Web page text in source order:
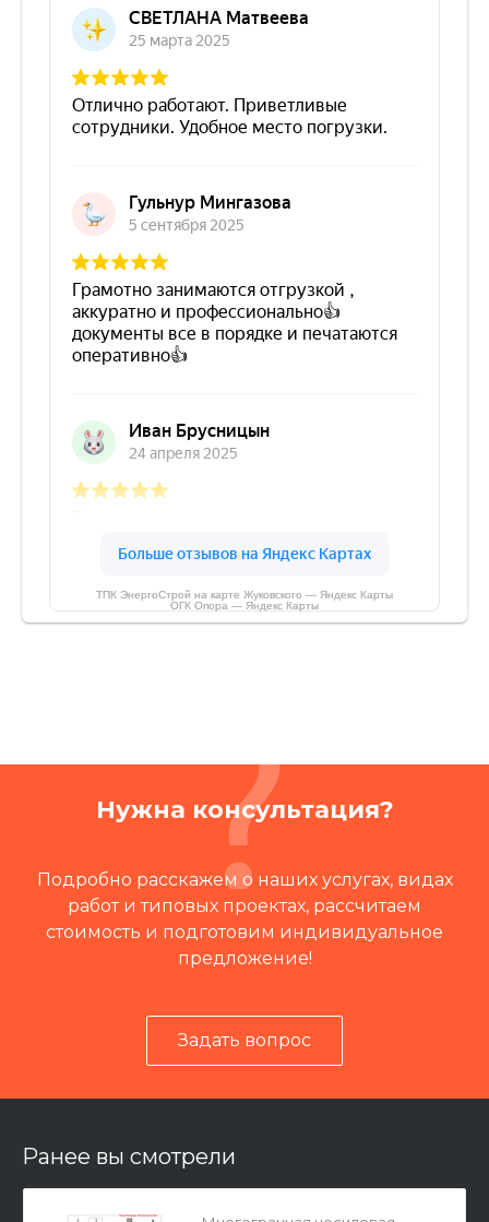
ТПК ЭнергоСтрой на карте Жуковского — Яндекс Карты
ОГК Опора — Яндекс Карты
Нужна консультация?
Подробно расскажем о наших услугах, видах
работ и типовых проектах, рассчитаем
стоимость и подготовим индивидуальное
предложение!
Задать вопрос
Ранее вы смотрели